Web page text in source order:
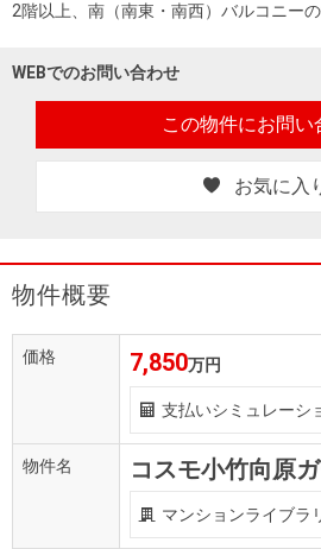
2階以上、南（南東・南西）バルコニーの
WEBでのお問い合わせ
この物件にお問い
お気に入
物件概要
価格 7,850万円
支払いシミュレーシ
物件名 コスモ小竹向原
マンションライブラ